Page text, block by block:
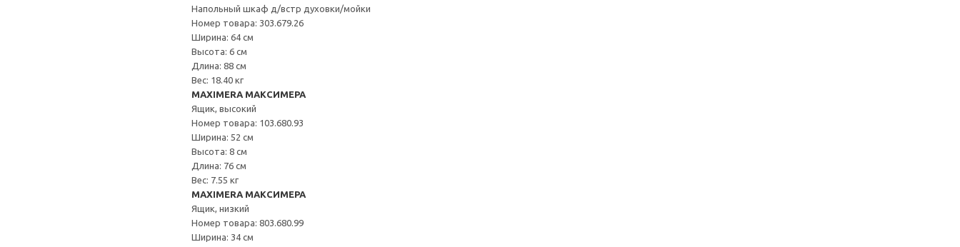
Напольный шкаф д/встр духовки/мойки
Номер товара: 303.679.26
Ширина: 64 см
Высота: 6 см
Длина: 88 см
Вес: 18.40 кг
MAXIMERA МАКСИМЕРА
Ящик, высокий
Номер товара: 103.680.93
Ширина: 52 см
Высота: 8 см
Длина: 76 см
Вес: 7.55 кг
MAXIMERA МАКСИМЕРА
Ящик, низкий
Номер товара: 803.680.99
Ширина: 34 см